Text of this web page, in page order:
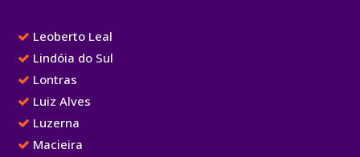
Leoberto Leal
Lindóia do Sul
Lontras
Luiz Alves
Luzerna
Macieira